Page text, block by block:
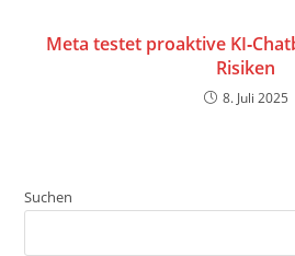
Meta testet proaktive
Risiken
8. Juli 2025
Suchen